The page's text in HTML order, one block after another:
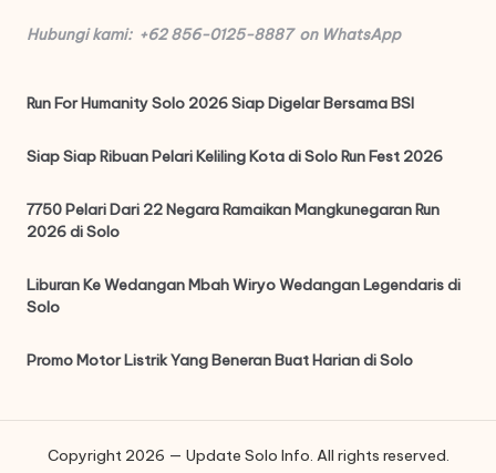
Hubungi kami: +62 856-0125-8887 on WhatsApp
Run For Humanity Solo 2026 Siap Digelar Bersama BSI
Siap Siap Ribuan Pelari Keliling Kota di Solo Run Fest 2026
7750 Pelari Dari 22 Negara Ramaikan Mangkunegaran Run
2026 di Solo
Liburan Ke Wedangan Mbah Wiryo Wedangan Legendaris di
Solo
Promo Motor Listrik Yang Beneran Buat Harian di Solo
Copyright 2026 — Update Solo Info. All rights reserved.